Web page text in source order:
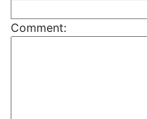
Comment: